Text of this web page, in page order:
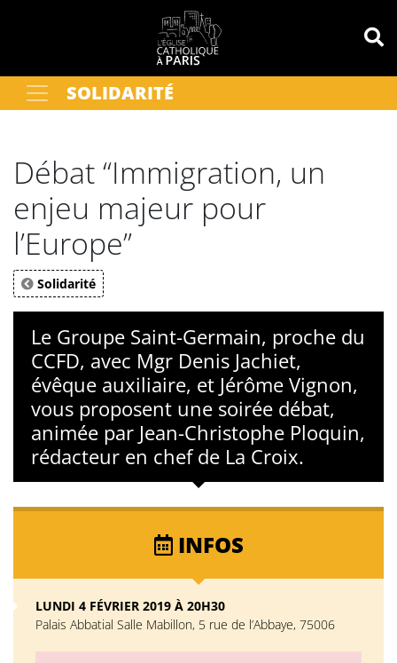
Votre rechercheSOLIDARITÉ
Débat ‘‘Immigration, un
enjeu majeur pour
l’Europe’’
Solidarité
Le Groupe Saint-Germain, proche du
CCFD, avec Mgr Denis Jachiet,
évêque auxiliaire, et Jérôme Vignon,
vous proposent une soirée débat,
animée par Jean-Christophe Ploquin,
rédacteur en chef de La Croix.
INFOS
LUNDI 4 FÉVRIER 2019 À 20H30
Palais Abbatial Salle Mabillon, 5 rue de l’Abbaye, 75006
Panneau de gestion des cookies